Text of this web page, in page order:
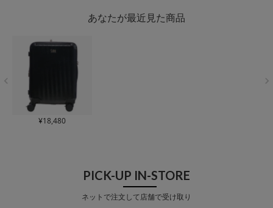
ッパー付き デニム調
あなたが最近見た商品
¥18,480
PICK-UP IN-STORE
ネットで注文して店舗で受け取り